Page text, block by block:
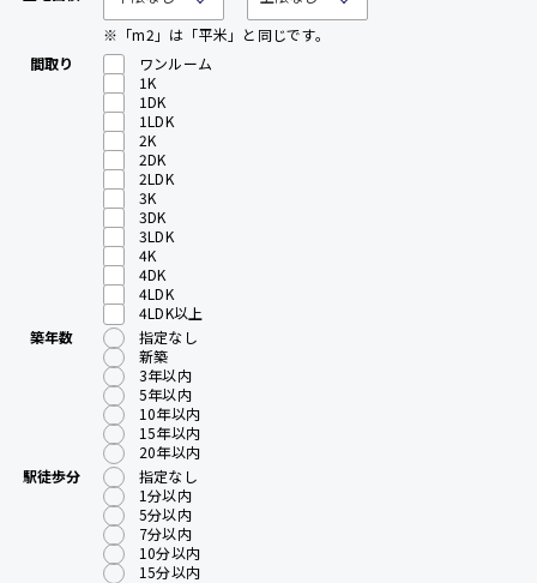
※「m2」は「平米」と同じです。
間取り
ワンルーム
1K
1DK
1LDK
2K
2DK
2LDK
3K
3DK
3LDK
4K
4DK
4LDK
4LDK以上
築年数
指定なし
新築
3年以内
5年以内
10年以内
15年以内
20年以内
駅徒歩分
指定なし
1分以内
5分以内
7分以内
10分以内
15分以内